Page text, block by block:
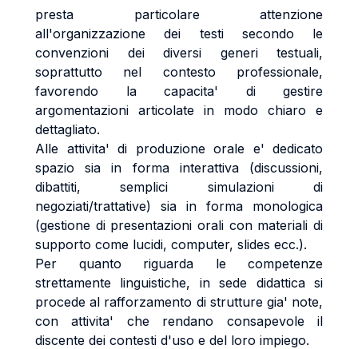
presta particolare attenzione
all'organizzazione dei testi secondo le
convenzioni dei diversi generi testuali,
soprattutto nel contesto professionale,
favorendo la capacita' di gestire
argomentazioni articolate in modo chiaro e
dettagliato.
Alle attivita' di produzione orale e' dedicato
spazio sia in forma interattiva (discussioni,
dibattiti, semplici simulazioni di
negoziati/trattative) sia in forma monologica
(gestione di presentazioni orali con materiali di
supporto come lucidi, computer, slides ecc.).
Per quanto riguarda le competenze
strettamente linguistiche, in sede didattica si
procede al rafforzamento di strutture gia' note,
con attivita' che rendano consapevole il
discente dei contesti d'uso e del loro impiego.